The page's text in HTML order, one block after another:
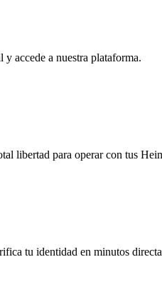
y accede a nuestra plataforma.
libertad para operar con tus
tu identidad en minutos